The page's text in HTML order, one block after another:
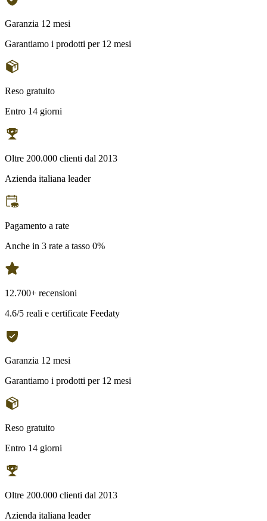
Garanzia 12 mesi
Garantiamo i prodotti per 12 mesi
Reso gratuito
Entro 14 giorni
Oltre 200.000 clienti dal 2013
Azienda italiana leader
Pagamento a rate
Anche in 3 rate a tasso 0%
12.700+ recensioni
4.6/5 reali e certificate Feedaty
Garanzia 12 mesi
Garantiamo i prodotti per 12 mesi
Reso gratuito
Entro 14 giorni
Oltre 200.000 clienti dal 2013
Azienda italiana leader